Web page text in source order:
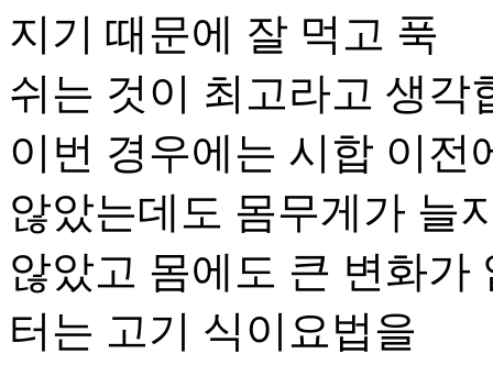
지기 때문에 잘 먹고 푹
쉬는 것이 최고라고 생각
이번 경우에는 시합 이전
않았는데도 몸무게가 늘
않았고 몸에도 큰 변화가
터는 고기 식이요법을